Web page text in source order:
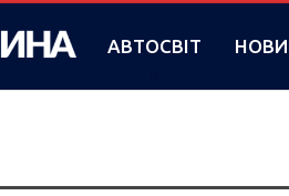
АВТОСВІТ